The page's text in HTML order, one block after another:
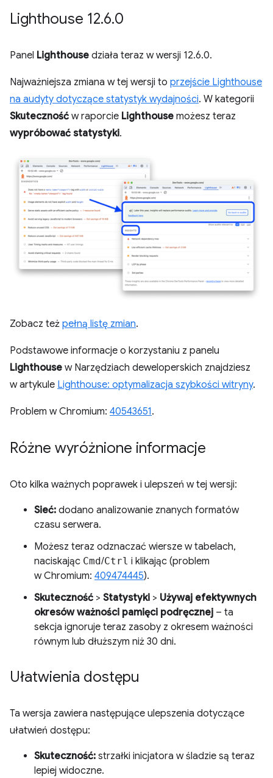
Lighthouse 12.6.0
Panel Lighthouse działa teraz w wersji 12.6.0.
Najważniejsza zmiana w tej wersji to przejście Lighthouse
na audyty dotyczące statystyk wydajności. W kategorii
Skuteczność w raporcie Lighthouse możesz teraz
wypróbować statystyki.
Zobacz też pełną listę zmian.
Podstawowe informacje o korzystaniu z panelu
Lighthouse w Narzędziach deweloperskich znajdziesz
w artykule Lighthouse: optymalizacja szybkości witryny.
Problem w Chromium: 40543651.
Różne wyróżnione informacje
Oto kilka ważnych poprawek i ulepszeń w tej wersji:
Sieć: dodano analizowanie znanych formatów
czasu serwera.
Możesz teraz odznaczać wiersze w tabelach,
naciskając Cmd/Ctrl i klikając (problem
w Chromium: 409474445).
Skuteczność > Statystyki > Używaj efektywnych
okresów ważności pamięci podręcznej – ta
sekcja ignoruje teraz zasoby z okresem ważności
równym lub dłuższym niż 30 dni.
Ułatwienia dostępu
Ta wersja zawiera następujące ulepszenia dotyczące
ułatwień dostępu:
Skuteczność: strzałki inicjatora w śladzie są teraz
lepiej widoczne.